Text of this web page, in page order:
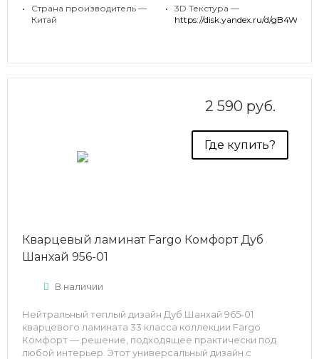
И, конечно, немаловажно, чтобы покрытие было
•
Страна производитель —
Китай
•
3D Текстура —
https://disk.yandex.ru/d/
2 590 руб.
Где купить?
Кварцевый ламинат Fargo Комфорт Дуб
Шанхай 956-01
В наличии
Нейтральный теплый дизайн Дуб Шанхай 965-01
кварцевого ламината 33 класса коллекции Fargo
Комфорт — решение, подходящее практически под
любой интерьер. Этот универсальный дизайн с